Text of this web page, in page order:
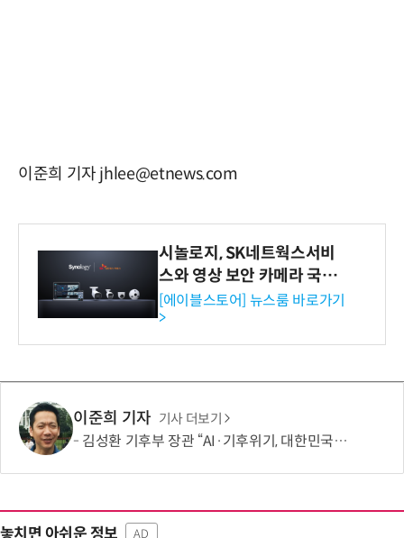
이준희 기자 jhlee@etnews.com
시놀로지, SK네트웍스서비
스와 영상 보안 카메라 국내
독점 판매 파트너십 체결
[에이블스토어] 뉴스룸 바로가기
>
이준희 기자 기사 더보기
김성환 기후부 장관 “AI·기후위기, 대한민국이 함께 해결할 첫 국가 될 것”
AD